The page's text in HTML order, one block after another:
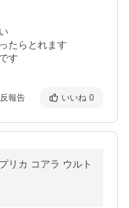
たらとれます
す
報告 いいね 0
リカ コアラ ウルト